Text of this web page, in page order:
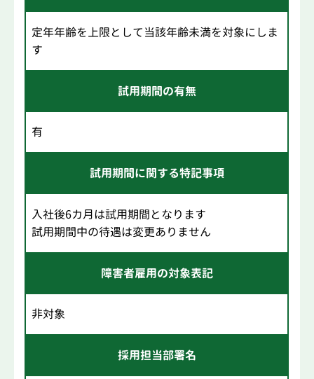
定年年齢を上限として当該年齢未満を対象にしま
す
試用期間の有無
有
試用期間に関する特記事項
入社後6カ月は試用期間となります
試用期間中の待遇は変更ありません
障害者雇用の対象表記
非対象
採用担当部署名